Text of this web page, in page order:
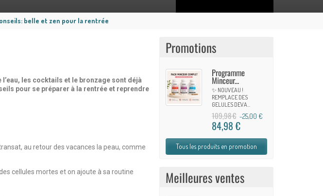
belle et zen pour la rentrée
les cocktails et le bronzage sont déjà
pour se préparer à la rentrée et reprendre
au retour des vacances la peau, comme
cellules mortes et on ajoute à sa routine
Promotions
Programme
Minceur...
✨ NOUVEAU !
REMPLACE DES
GELULES DEVA...
109,98 € -25,00 €
84,98 €
Tous les produits en promotion
Meilleures ventes